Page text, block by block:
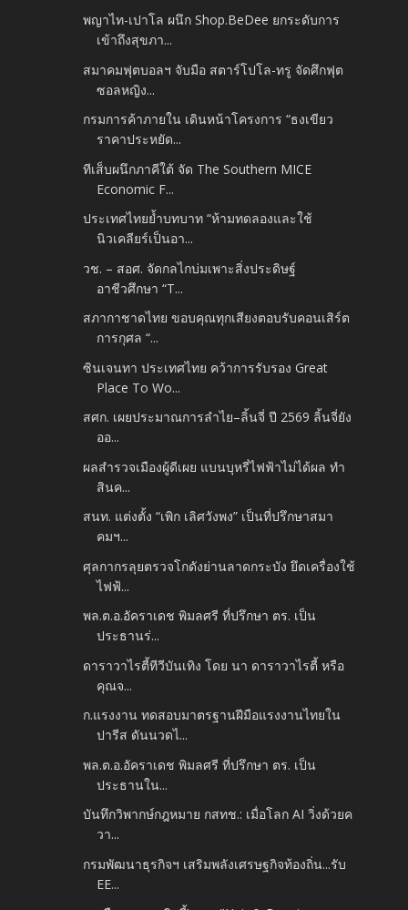
พญาไท-เปาโล ผนึก Shop.BeDee ยกระดับการ
เข้าถึงสุขภา...
สมาคมฟุตบอลฯ จับมือ สตาร์โปโล-ทรู จัดศึกฟุต
ซอลหญิง...
กรมการค้าภายใน เดินหน้าโครงการ “ธงเขียว
ราคาประหยัด...
ทีเส็บผนึกภาคีใต้ จัด The Southern MICE
Economic F...
ประเทศไทยย้ำบทบาท “ห้ามทดลองและใช้
นิวเคลียร์เป็นอา...
วช. – สอศ. จัดกลไกบ่มเพาะสิ่งประดิษฐ์
อาชีวศึกษา “T...
สภากาชาดไทย ขอบคุณทุกเสียงตอบรับคอนเสิร์ต
การกุศล “...
ซินเจนทา ประเทศไทย คว้าการรับรอง Great
Place To Wo...
สศก. เผยประมาณการลำไย–ลิ้นจี่ ปี 2569 ลิ้นจี่ยัง
ออ...
ผลสำรวจเมืองผู้ดีเผย แบนบุหรี่ไฟฟ้าไม่ได้ผล ทำ
สินค...
สนท. แต่งตั้ง “เพิก เลิศวังพง” เป็นที่ปรึกษาสมา
คมฯ...
ศุลกากรลุยตรวจโกดังย่านลาดกระบัง ยึดเครื่องใช้
ไฟฟ้...
พล.ต.อ.อัคราเดช พิมลศรี ที่ปรึกษา ตร. เป็น
ประธานร่...
ดาราวาไรตี้ทีวีบันเทิง โดย นา ดาราวาไรตี้ หรือ
คุณจ...
ก.แรงงาน ทดสอบมาตรฐานฝีมือแรงงานไทยใน
ปารีส ดันนวดไ...
พล.ต.อ.อัคราเดช พิมลศรี ที่ปรึกษา ตร. เป็น
ประธานใน...
บันทึกวิพากษ์กฎหมาย กสทช.: เมื่อโลก AI วิ่งด้วยค
วา...
กรมพัฒนาธุรกิจฯ เสริมพลังเศรษฐกิจท้องถิ่น...รับ
EE...